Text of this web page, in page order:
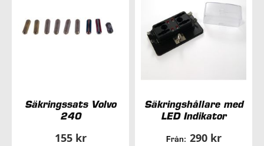
Säkringssats Volvo
240
155 kr
Säkringshållare med
LED Indikator
Från: 290 kr